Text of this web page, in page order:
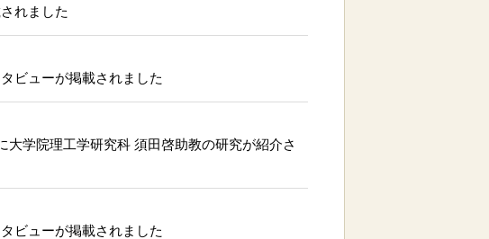
れました
ビューが掲載されました
大学院理工学研究科 須田啓助教の研究が紹介さ
ビューが掲載されました